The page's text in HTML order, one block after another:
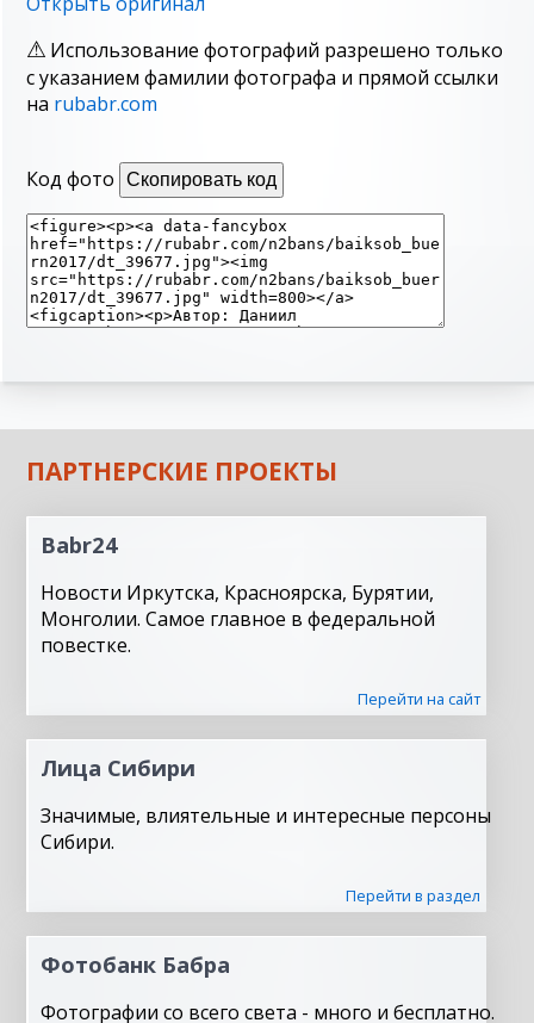
Использование фотографий разрешено только
с указанием фамилии фотографа и прямой ссылки
на rubabr.com
Код фото Скопировать код
ПАРТНЕРСКИЕ ПРОЕКТЫ
Babr24
Новости Иркутска, Красноярска, Бурятии,
Монголии. Самое главное в федеральной
повестке.
Перейти на сайт
Лица Сибири
Значимые, влиятельные и интересные персоны
Сибири.
Перейти в раздел
Фотобанк Бабра
Фотографии со всего света - много и бесплатно.